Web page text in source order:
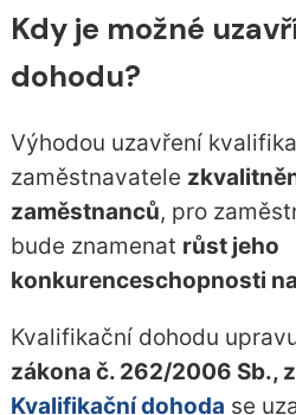
Kdy je možné
dohodu?
Výhodou uzavření
zaměstnavatele
zaměstnanců, pro
bude znamenat růst jeho
konkurenceschopnosti
Kvalifikační dohodu
zákona č. 262/2006 Sb.,
Kvalifikační dohoda se